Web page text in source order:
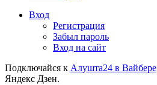
Вход
Регистрация
Забыл пароль
Вход на сайт
Подключайся к Алушта24 в Вайбере
Яндекс Дзен.